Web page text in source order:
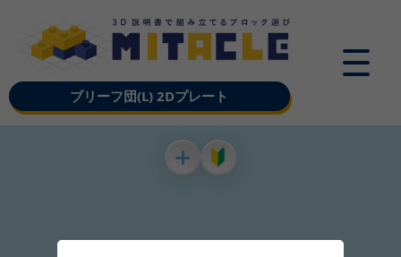
ブリーフ団(L) 2Dプレート